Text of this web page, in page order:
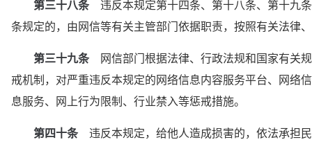
第三十八条 违反本规定第十四条、第十八条、第十九
条规定的，由网信等有关主管部门依据职责，按照有关法律
第三十九条 网信部门根据法律、行政法规和国家有关
戒机制，对严重违反本规定的网络信息内容服务平台、网络
息服务、网上行为限制、行业禁入等惩戒措施。
第四十条 违反本规定，给他人造成损害的，依法承担